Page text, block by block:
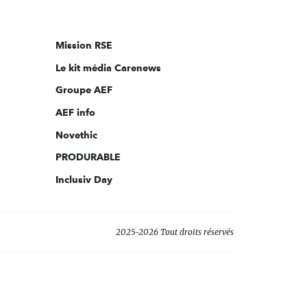
sur:
Mission RSE
Le kit média Carenews
Groupe AEF
AEF info
Novethic
PRODURABLE
Inclusiv Day
2025-2026 Tout droits réservés
Personnalisez vos préférences pour